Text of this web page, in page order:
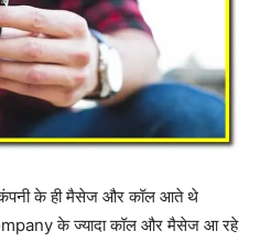
कंपनी के ही मैसेज और कॉल आते थे
के ज्यादा कॉल और मैसेज आ रहे